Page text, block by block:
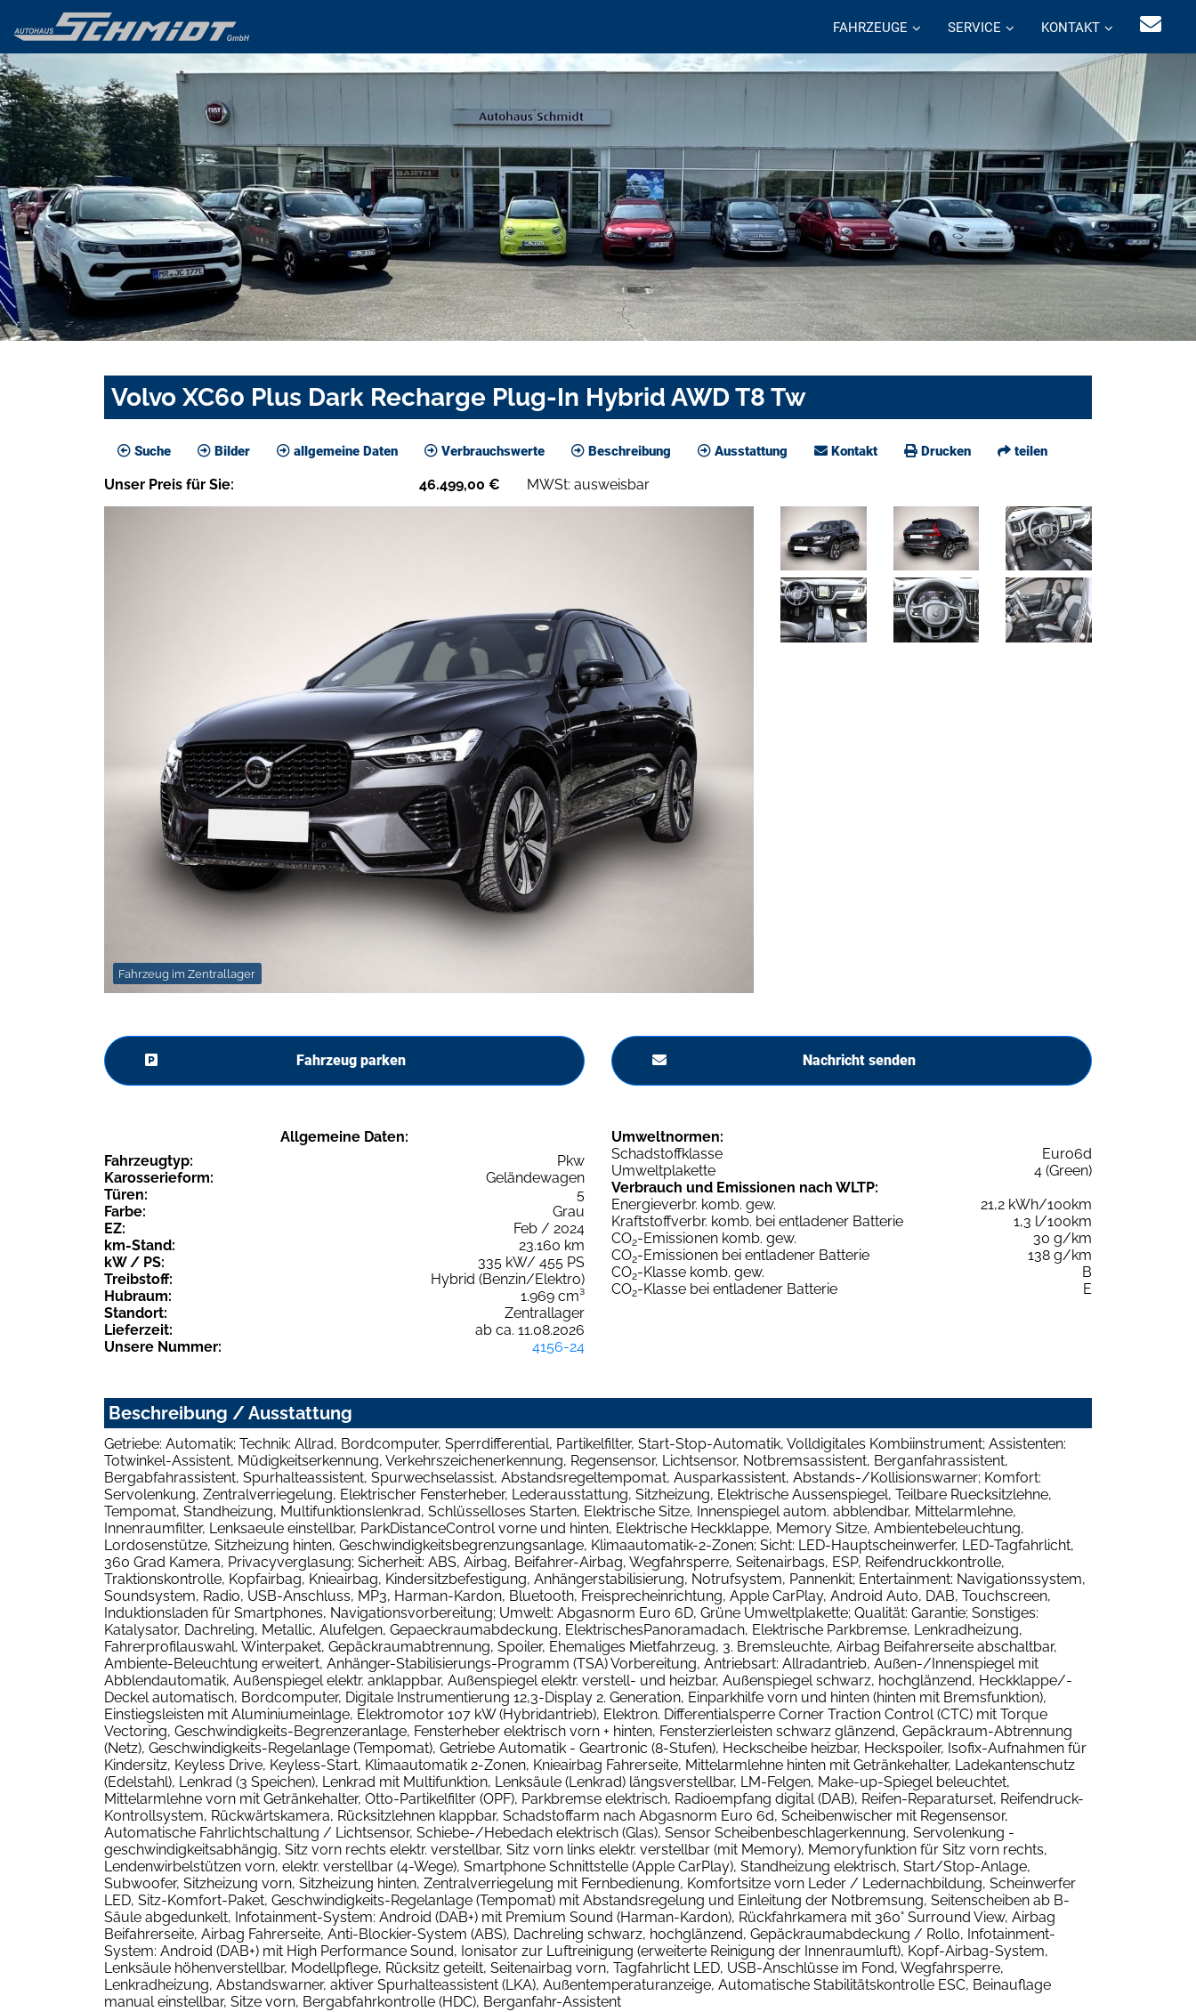
FAHRZEUGE SERVICE KONTAKT
Volvo XC60 Plus Dark Recharge Plug-In Hybrid AWD T8 Tw
Suche Bilder allgemeine Daten Verbrauchswerte Beschreibung Ausstattung Kontakt Drucken teilen
Unser Preis für Sie: 46.499,00 € MWSt: ausweisbar
Fahrzeug im Zentrallager
Fahrzeug parken Nachricht senden
Allgemeine Daten:
Fahrzeugtyp:
Pkw
Karosserieform:
Geländewagen
Türen:
5
Farbe:
Grau
EZ:
Feb / 2024
km-Stand:
23.160 km
kW / PS:
335 kW/ 455 PS
Treibstoff:
Hybrid (Benzin/Elektro)
Hubraum:
1.969 cm³
Standort:
Zentrallager
Lieferzeit:
ab ca. 11.08.2026
Unsere Nummer:
4156-24
Umweltnormen:
Schadstoffklasse
Euro6d
Umweltplakette
4 (Green)
Verbrauch und Emissionen nach WLTP:
Energieverbr. komb. gew.
21,2 kWh/100km
Kraftstoffverbr. komb. bei entladener Batterie
1,3 l/100km
CO2-Emissionen komb. gew.
30 g/km
CO2-Emissionen bei entladener Batterie
138 g/km
CO2-Klasse komb. gew.
B
CO2-Klasse bei entladener Batterie E
Beschreibung / Ausstattung
Getriebe: Automatik; Technik: Allrad, Bordcomputer, Sperrdifferential, Partikelfilter, Start-Stop-Automatik, Volldigitales Kombiinstrument; Assistenten:
Totwinkel-Assistent, Müdigkeitserkennung, Verkehrszeichenerkennung, Regensensor, Lichtsensor, Notbremsassistent, Berganfahrassistent,
Bergabfahrassistent, Spurhalteassistent, Spurwechselassist, Abstandsregeltempomat, Ausparkassistent, Abstands-/Kollisionswarner; Komfort:
Servolenkung, Zentralverriegelung, Elektrischer Fensterheber, Lederausstattung, Sitzheizung, Elektrische Aussenspiegel, Teilbare Ruecksitzlehne,
Tempomat, Standheizung, Multifunktionslenkrad, Schlüsselloses Starten, Elektrische Sitze, Innenspiegel autom. abblendbar, Mittelarmlehne,
Innenraumfilter, Lenksaeule einstellbar, ParkDistanceControl vorne und hinten, Elektrische Heckklappe, Memory Sitze, Ambientebeleuchtung,
Lordosenstütze, Sitzheizung hinten, Geschwindigkeitsbegrenzungsanlage, Klimaautomatik-2-Zonen; Sicht: LED-Hauptscheinwerfer, LED-Tagfahrlicht,
360 Grad Kamera, Privacyverglasung; Sicherheit: ABS, Airbag, Beifahrer-Airbag, Wegfahrsperre, Seitenairbags, ESP, Reifendruckkontrolle,
Traktionskontrolle, Kopfairbag, Knieairbag, Kindersitzbefestigung, Anhängerstabilisierung, Notrufsystem, Pannenkit; Entertainment: Navigationssystem,
Soundsystem, Radio, USB-Anschluss, MP3, Harman-Kardon, Bluetooth, Freisprecheinrichtung, Apple CarPlay, Android Auto, DAB, Touchscreen,
Induktionsladen für Smartphones, Navigationsvorbereitung; Umwelt: Abgasnorm Euro 6D, Grüne Umweltplakette; Qualität: Garantie; Sonstiges:
Katalysator, Dachreling, Metallic, Alufelgen, Gepaeckraumabdeckung, ElektrischesPanoramadach, Elektrische Parkbremse, Lenkradheizung,
Fahrerprofilauswahl, Winterpaket, Gepäckraumabtrennung, Spoiler, Ehemaliges Mietfahrzeug, 3. Bremsleuchte, Airbag Beifahrerseite abschaltbar,
Ambiente-Beleuchtung erweitert, Anhänger-Stabilisierungs-Programm (TSA) Vorbereitung, Antriebsart: Allradantrieb, Außen-/Innenspiegel mit
Abblendautomatik, Außenspiegel elektr. anklappbar, Außenspiegel elektr. verstell- und heizbar, Außenspiegel schwarz, hochglänzend, Heckklappe/-
Deckel automatisch, Bordcomputer, Digitale Instrumentierung 12,3-Display 2. Generation, Einparkhilfe vorn und hinten (hinten mit Bremsfunktion),
Einstiegsleisten mit Aluminiumeinlage, Elektromotor 107 kW (Hybridantrieb), Elektron. Differentialsperre Corner Traction Control (CTC) mit Torque
Vectoring, Geschwindigkeits-Begrenzeranlage, Fensterheber elektrisch vorn + hinten, Fensterzierleisten schwarz glänzend, Gepäckraum-Abtrennung
(Netz), Geschwindigkeits-Regelanlage (Tempomat), Getriebe Automatik - Geartronic (8-Stufen), Heckscheibe heizbar, Heckspoiler, Isofix-Aufnahmen für
Kindersitz, Keyless Drive, Keyless-Start, Klimaautomatik 2-Zonen, Knieairbag Fahrerseite, Mittelarmlehne hinten mit Getränkehalter, Ladekantenschutz
(Edelstahl), Lenkrad (3 Speichen), Lenkrad mit Multifunktion, Lenksäule (Lenkrad) längsverstellbar, LM-Felgen, Make-up-Spiegel beleuchtet,
Mittelarmlehne vorn mit Getränkehalter, Otto-Partikelfilter (OPF), Parkbremse elektrisch, Radioempfang digital (DAB), Reifen-Reparaturset, Reifendruck-
Kontrollsystem, Rückwärtskamera, Rücksitzlehnen klappbar, Schadstoffarm nach Abgasnorm Euro 6d, Scheibenwischer mit Regensensor,
Automatische Fahrlichtschaltung / Lichtsensor, Schiebe-/Hebedach elektrisch (Glas), Sensor Scheibenbeschlagerkennung, Servolenkung -
geschwindigkeitsabhängig, Sitz vorn rechts elektr. verstellbar, Sitz vorn links elektr. verstellbar (mit Memory), Memoryfunktion für Sitz vorn rechts,
Lendenwirbelstützen vorn, elektr. verstellbar (4-Wege), Smartphone Schnittstelle (Apple CarPlay), Standheizung elektrisch, Start/Stop-Anlage,
Subwoofer, Sitzheizung vorn, Sitzheizung hinten, Zentralverriegelung mit Fernbedienung, Komfortsitze vorn Leder / Ledernachbildung, Scheinwerfer
LED, Sitz-Komfort-Paket, Geschwindigkeits-Regelanlage (Tempomat) mit Abstandsregelung und Einleitung der Notbremsung, Seitenscheiben ab B-
Säule abgedunkelt, Infotainment-System: Android (DAB+) mit Premium Sound (Harman-Kardon), Rückfahrkamera mit 360° Surround View, Airbag
Beifahrerseite, Airbag Fahrerseite, Anti-Blockier-System (ABS), Dachreling schwarz, hochglänzend, Gepäckraumabdeckung / Rollo, Infotainment-
System: Android (DAB+) mit High Performance Sound, Ionisator zur Luftreinigung (erweiterte Reinigung der Innenraumluft), Kopf-Airbag-System,
Lenksäule höhenverstellbar, Modellpflege, Rücksitz geteilt, Seitenairbag vorn, Tagfahrlicht LED, USB-Anschlüsse im Fond, Wegfahrsperre,
Lenkradheizung, Abstandswarner, aktiver Spurhalteassistent (LKA), Außentemperaturanzeige, Automatische Stabilitätskontrolle ESC, Beinauflage
manual einstellbar, Sitze vorn, Bergabfahrkontrolle (HDC), Berganfahr-Assistent